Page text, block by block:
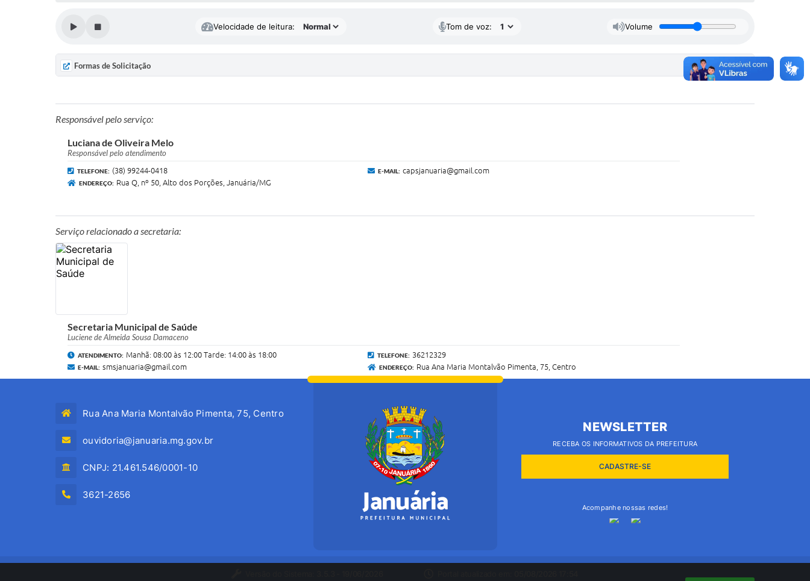
Velocidade de leitura: Tom de voz: Volume
Formas de Solicitação
Responsável pelo serviço:
Luciana de Oliveira Melo
Responsável pelo atendimento
TELEFONE: (38) 99244-0418 E-MAIL: capsjanuaria@gmail.com
ENDEREÇO: Rua Q, nº 50, Alto dos Porções, Januária/MG
Serviço relacionado a secretaria:
Secretaria Municipal de Saúde
Luciene de Almeida Sousa Damaceno
ATENDIMENTO: Manhã: 08:00 às 12:00 Tarde: 14:00 às 18:00 TELEFONE: 36212329
E-MAIL: smsjanuaria@gmail.com ENDEREÇO: Rua Ana Maria Montalvão Pimenta, 75, Centro
Rua Ana Maria Montalvão Pimenta, 75, Centro
ouvidoria@januaria.mg.gov.br
CNPJ: 21.461.546/0001-10
3621-2656
NEWSLETTER
RECEBA OS INFORMATIVOS DA PREFEITURA
CADASTRE-SE
Acompanhe nossas redes!